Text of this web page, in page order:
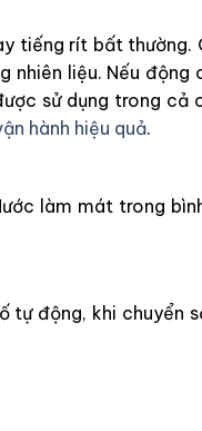
tiếng rít bất
liệu. Nếu
sử dụng trong
hành hiệu quả.
làm mát trong
động, khi chuyển